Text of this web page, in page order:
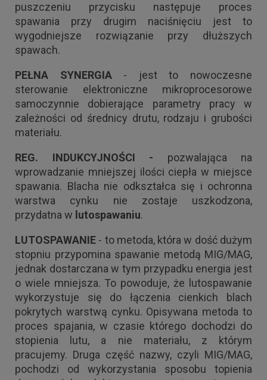
puszczeniu przycisku następuje proces
spawania przy drugim naciśnięciu jest to
wygodniejsze rozwiązanie przy dłuższych
spawach.
PEŁNA SYNERGIA- jest to nowoczesne
sterowanie elektroniczne mikroprocesorowe
samoczynnie dobierające parametry pracy w
zależności od średnicy drutu, rodzaju i grubości
materiału.
REG. INDUKCYJNOŚCI - pozwalająca na
wprowadzanie mniejszej ilości ciepła w miejsce
spawania. Blacha nie odkształca się i ochronna
warstwa cynku nie zostaje uszkodzona,
przydatna w lutospawaniu.
LUTOSPAWANIE - to metoda, która w dość dużym
stopniu przypomina spawanie metodą MIG/MAG,
jednak dostarczana w tym przypadku energia jest
o wiele mniejsza. To powoduje, że lutospawanie
wykorzystuje się do łączenia cienkich blach
pokrytych warstwą cynku. Opisywana metoda to
proces spajania, w czasie którego dochodzi do
stopienia lutu, a nie materiału, z którym
pracujemy. Druga część nazwy, czyli MIG/MAG,
pochodzi od wykorzystania sposobu topienia